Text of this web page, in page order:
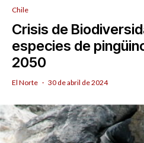
Chile
Crisis de
especies de
2050
El Norte · 30 de abril de 2024